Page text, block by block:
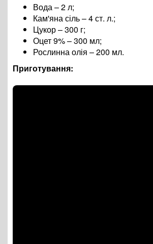
Вода – 2 л;
Кам'яна сіль – 4 ст. л.;
Цукор – 300 г;
Оцет 9% – 300 мл;
Рослинна олія – 200 мл.
Приготування: